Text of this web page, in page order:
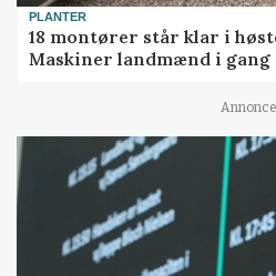
PLANTER
18 montører står klar i
Maskiner landmænd i gang
Annonce